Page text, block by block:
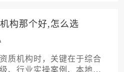
规性保障等关键维度，为
策略与评估方法。
构那个好,怎么选
质机构时，关键在于综合
、行业实操案例、本地化